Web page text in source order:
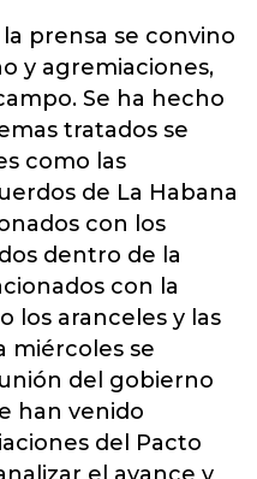
prensa se convino
y agremiaciones,
Se ha hecho
tratados se
como las
de La Habana
con los
dentro de la
con la
los aranceles y las
miércoles se
del gobierno
han venido
del Pacto